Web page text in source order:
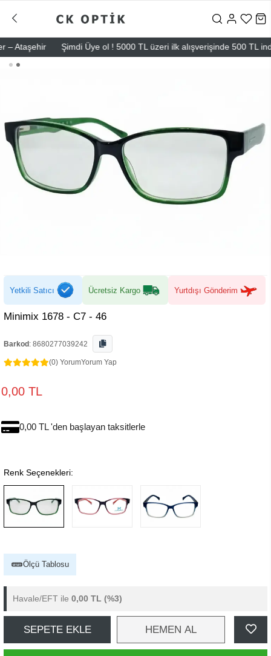
Şimdi Üye ol ! 5000 TL üzeri ilk alışverişinde 500 TL
Yetkili Satıcı Ücretsiz Kargo Yurtdışı Gönderim
Minimix 1678 - C7 - 46
Barkod : 8680277039242
(0) YorumYorum Yap
0,00 TL
0,00 TL 'den başlayan taksitlerle
Renk Seçenekleri:
Ölçü Tablosu
Havale/EFT ile 0,00 TL (%3)
SEPETE EKLE HEMEN AL